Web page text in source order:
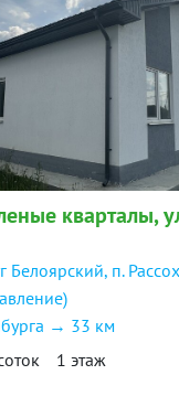
кварталы,
Белоярский, п.
→ 33 км
1 этаж